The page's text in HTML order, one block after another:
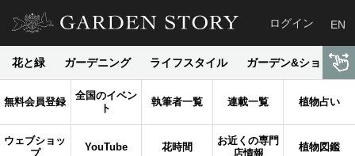
ログイン EN
花と緑 ガーデニング ライフスタイル ガーデン&ショップ
無料会員登録
全国のイベン
ト
執筆者一覧 連載一覧 植物占い
ウェブショッ
プ
YouTube 花時間
お近くの専門
店情報
植物図鑑